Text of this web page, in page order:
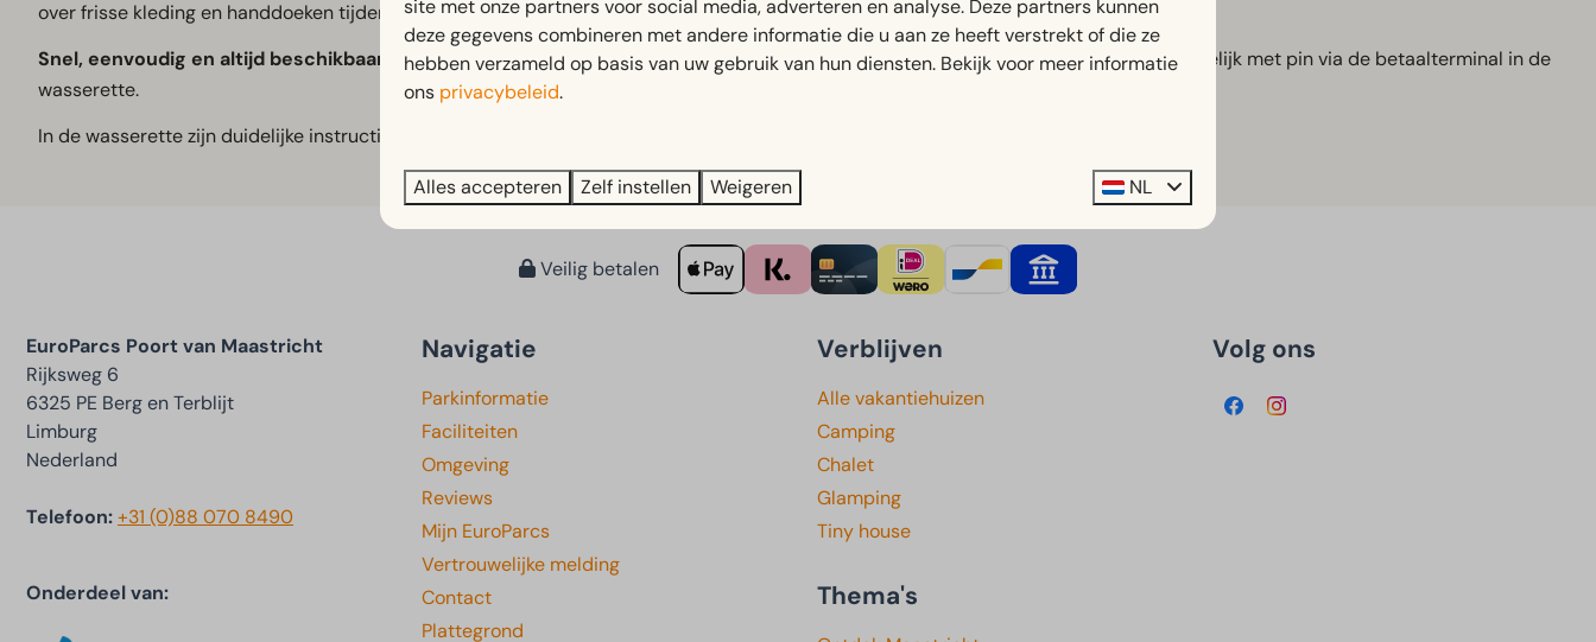
over frisse kleding en handdoeken tijdens je verblijf.
Snel, eenvoudig en altijd beschikbaar.
Tegen een kleine vergoeding kun je gebruikmaken van de wasfaciliteiten. Betalen gaat gemakkelijk met pin via de betaalterminal in de
wasserette.
In de wasserette zijn duidelijke instructies aanwezig voor het gebruik van de apparatuur.
Veilig betalen
EuroParcs Poort van Maastricht
Rijksweg 6
6325 PE Berg en Terblijt
Limburg
Nederland
Telefoon:+31 (0)88 070 8490
Onderdeel van:
Navigatie
Parkinformatie
Faciliteiten
Omgeving
Reviews
Mijn EuroParcs
Vertrouwelijke melding
Contact
Plattegrond
Verblijven
Alle vakantiehuizen
Camping
Chalet
Glamping
Tiny house
Thema's
Volg ons
site met onze partners voor social media, adverteren en analyse. Deze partners kunnen
deze gegevens combineren met andere informatie die u aan ze heeft verstrekt of die ze
hebben verzameld op basis van uw gebruik van hun diensten. Bekijk voor meer informatie
ons privacybeleid.
Alles accepteren Zelf instellen Weigeren NL